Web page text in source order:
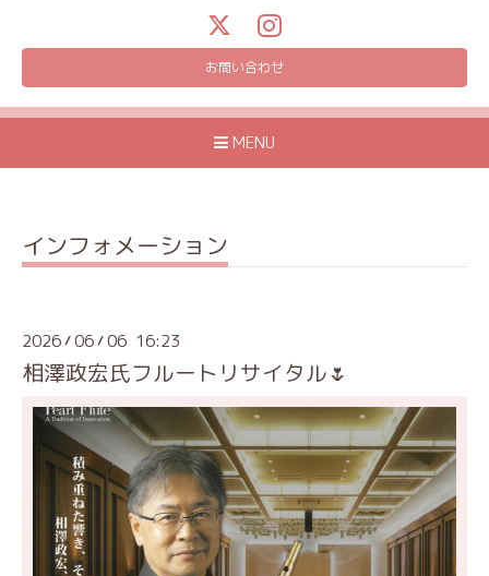
お問い合わせ
MENU
インフォメーション
2026/06/06 16:23
相澤政宏氏フルートリサイタル🌷